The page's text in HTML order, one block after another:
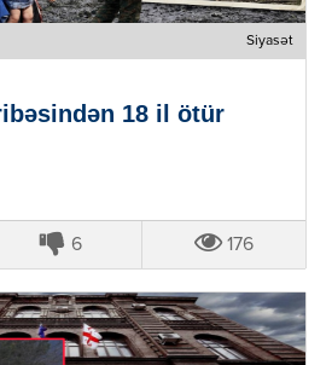
Siyasət
18 il ötür
6 176